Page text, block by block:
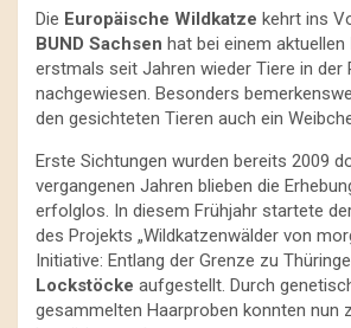
Die Europäische Wildkatze kehrt ins
BUND Sachsen hat bei einem aktuellen
erstmals seit Jahren wieder Tiere in der
nachgewiesen. Besonders
den gesichteten Tieren auch ein
Erste Sichtungen wurden bereits 2009
vergangenen Jahren blieben die
erfolglos. In diesem Frühjahr startete
des Projekts „Wildkatzenwälder von
Initiative: Entlang der Grenze zu
Lockstöcke aufgestellt. Durch
gesammelten Haarproben konnten nun